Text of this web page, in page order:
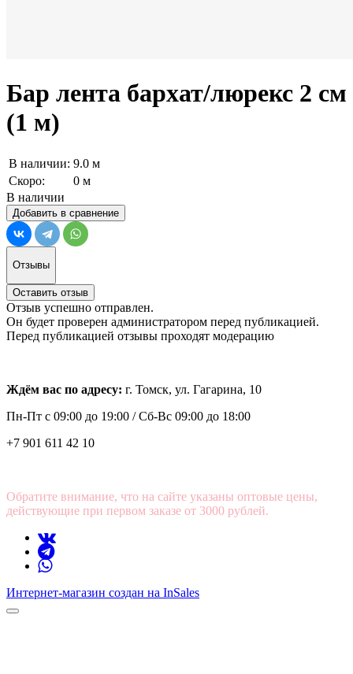
Бар лента бархат/люрекс 2 см
(1 м)
В наличии: 9.0 м
Скоро:
0 м
В наличии
Добавить в сравнение
Отзывы
Оставить отзыв
Отзыв успешно отправлен.
Он будет проверен администратором перед публикацией.
Перед публикацией отзывы проходят модерацию
Ждём вас по адресу: г. Томск, ул. Гагарина, 10
Пн-Пт с 09:00 до 19:00 /Сб-Вс 09:00 до 18:00
+7 901 611 42 10
Обратите внимание, что на сайте указаны оптовые цены,
действующие при первом заказе от 3000 рублей.
Интернет-магазин создан на InSales